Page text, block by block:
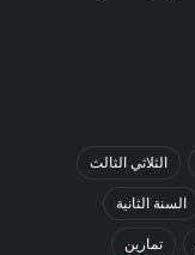
الثلاثي الثالث
السنة الثانية
تمارين